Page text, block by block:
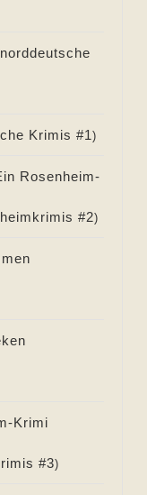
Krimis #1)
Rosenheim-
#2)
Krimi
#3)